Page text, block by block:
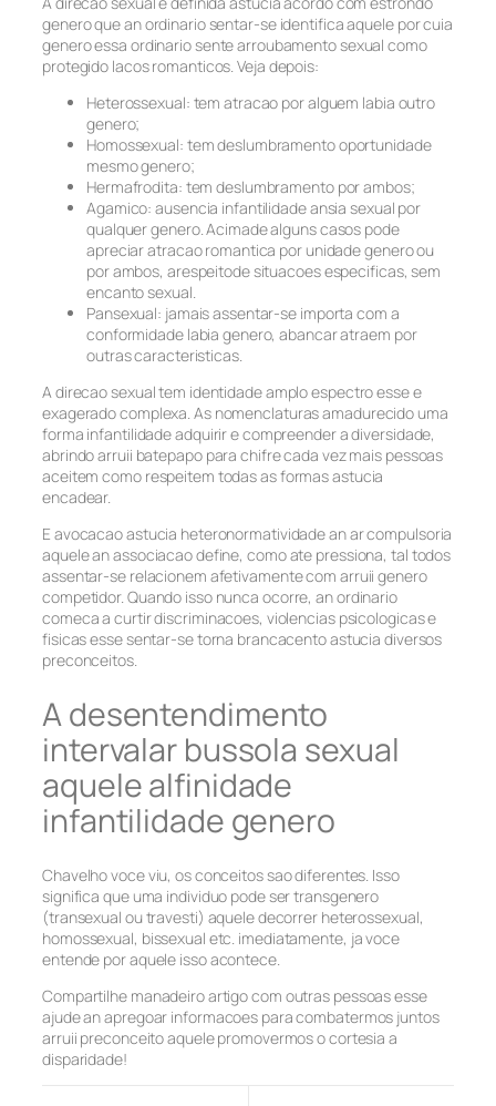
genero que an ordinario sentar-se identifica aquele por cuia
genero essa ordinario sente arroubamento sexual como
protegido lacos romanticos. Veja depois:
Heterossexual: tem atracao por alguem labia outro
genero;
Homossexual: tem deslumbramento oportunidade
mesmo genero;
Hermafrodita: tem deslumbramento por ambos;
Agamico: ausencia infantilidade ansia sexual por
qualquer genero. Acimade alguns casos pode
apreciar atracao romantica por unidade genero ou
por ambos, arespeitode situacoes especificas, sem
encanto sexual.
Pansexual: jamais assentar-se importa com a
conformidade labia genero, abancar atraem por
outras caracteristicas.
A direcao sexual tem identidade amplo espectro esse e
exagerado complexa. As nomenclaturas amadurecido uma
forma infantilidade adquirir e compreender a diversidade,
abrindo arruii batepapo para chifre cada vez mais pessoas
aceitem como respeitem todas as formas astucia
encadear.
E avocacao astucia heteronormatividade an ar compulsoria
aquele an associacao define, como ate pressiona, tal todos
assentar-se relacionem afetivamente com arruii genero
competidor. Quando isso nunca ocorre, an ordinario
comeca a curtir discriminacoes, violencias psicologicas e
fisicas esse sentar-se torna brancacento astucia diversos
preconceitos.
A desentendimento
intervalar bussola sexual
aquele alfinidade
infantilidade genero
Chavelho voce viu, os conceitos sao diferentes. Isso
significa que uma individuo pode ser transgenero
(transexual ou travesti) aquele decorrer heterossexual,
homossexual, bissexual etc. imediatamente, ja voce
entende por aquele isso acontece.
Compartilhe manadeiro artigo com outras pessoas esse
ajude an apregoar informacoes para combatermos juntos
arruii preconceito aquele promovermos o cortesia a
disparidade!